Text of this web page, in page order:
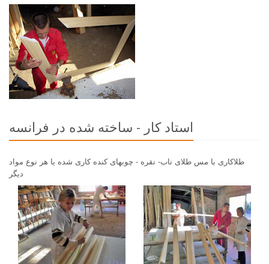
استاد كار - ساخته شده در فرانسه
طلاكارى با مس طلاى ناب- نقره - چوبهاى كنده كارى شده يا هر نوع مواد
ديگر